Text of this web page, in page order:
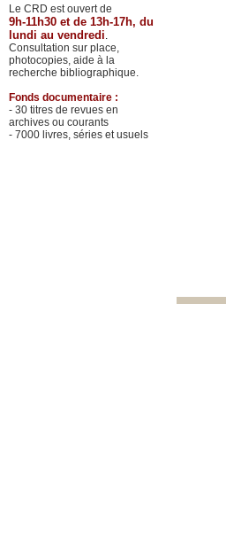
Le CRD est ouvert de
9h-11h30 et de 13h-17h, du
lundi au vendredi.
Consultation sur place,
photocopies, aide à la
recherche bibliographique.
Fonds documentaire :
- 30 titres de revues en
archives ou courants
- 7000 livres, séries et usuels